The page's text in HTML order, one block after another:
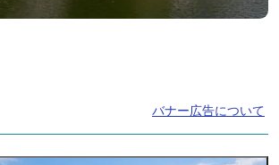
バナー広告について